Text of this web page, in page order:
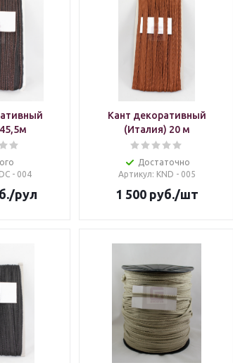
- 004
/рул
Кант декоративный
(Италия) 20 м
Достаточно
Артикул: KND - 005
1 500руб./шт